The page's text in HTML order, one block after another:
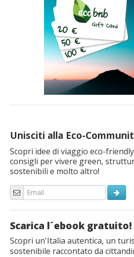
Unisciti alla Eco-
Scopri idee di viaggio eco-
consigli per vivere green,
sostenibili e molto altro!
Scarica l´ebook gratuito!
Scopri un'Italia autentica, un
sostenibile raccontato da